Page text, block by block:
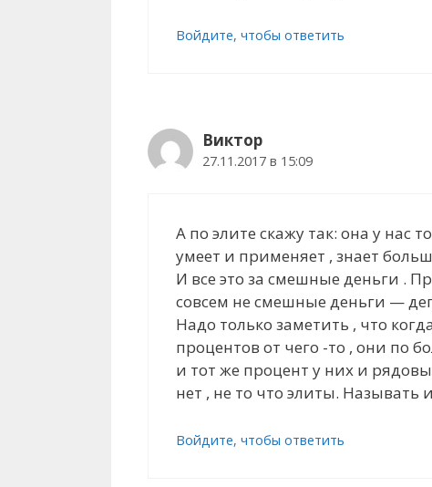
Войдите, чтобы ответить
Виктор
27.11.2017 в 15:09
А по элите скажу так: она у нас
умеет и применяет , знает
И все это за смешные деньги .
совсем не смешные деньги —
Надо только заметить , что
процентов от чего -то , они по
и тот же процент у них и
нет , не то что элиты.
Войдите, чтобы ответить